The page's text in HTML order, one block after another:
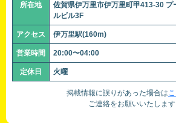
所在地
佐賀県伊万里市伊万里町甲413-30 プ
ルビル3F
アクセス 伊万里駅(160m)
営業時間 20:00〜04:00
定休日 火曜
掲載情報に誤りがあった場合は
ご連絡をお願いいたします